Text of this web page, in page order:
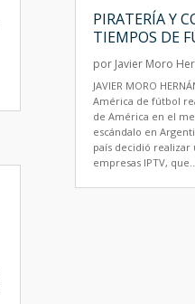
PIRATERÍA Y
TIEMPOS DE
por Javier Moro
JAVIER MORO
América de fútbol
de América en el
escándalo en
país decidió realizar
empresas IPTV, que...